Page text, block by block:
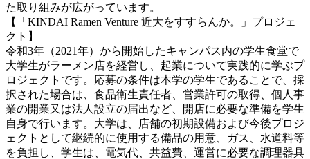
た取り組みが広がっています。
【「KINDAI Ramen Venture 近大をすすらんか。」プロジェ
クト】
令和3年（2021年）から開始したキャンパス内の学生食堂で
大学生がラーメン店を経営し、起業について実践的に学ぶプ
ロジェクトです。応募の条件は本学の学生であることで、採
択された場合は、食品衛生責任者、営業許可の取得、個人事
業の開業又は法人設立の届出など、開店に必要な準備を学生
自身で行います。大学は、店舗の初期設備および今後プロジ
ェクトとして継続的に使用する備品の用意、ガス、水道料等
を負担し、学生は、電気代、共益費、運営に必要な調理器具